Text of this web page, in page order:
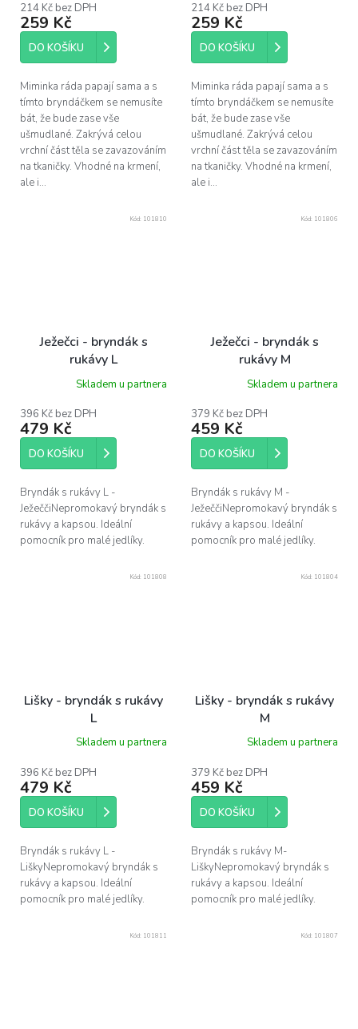
214 Kč bez DPH
259 Kč
DO KOŠÍKU
Miminka ráda papají sama a s
tímto bryndáčkem se nemusíte
bát, že bude zase vše
ušmudlané. Zakrývá celou
vrchní část těla se zavazováním
na tkaničky. Vhodné na krmení,
ale i...
214 Kč bez DPH
259 Kč
DO KOŠÍKU
Miminka ráda papají sama a s
tímto bryndáčkem se nemusíte
bát, že bude zase vše
ušmudlané. Zakrývá celou
vrchní část těla se zavazováním
na tkaničky. Vhodné na krmení,
ale i...
Ježečci - bryndák s
rukávy L
Skladem u partnera
396 Kč bez DPH
479 Kč
DO KOŠÍKU
Bryndák s rukávy L -
JežeččiNepromokavý bryndák s
rukávy a kapsou. Ideální
pomocník pro malé jedlíky.
Kód: 101810
Ježečci - bryndák s
rukávy M
Skladem u partnera
379 Kč bez DPH
459 Kč
DO KOŠÍKU
Bryndák s rukávy M -
JežeččiNepromokavý bryndák s
rukávy a kapsou. Ideální
pomocník pro malé jedlíky.
Kód: 101806
Lišky - bryndák s rukávy
L
Skladem u partnera
396 Kč bez DPH
479 Kč
DO KOŠÍKU
Bryndák s rukávy L -
LiškyNepromokavý bryndák s
rukávy a kapsou. Ideální
pomocník pro malé jedlíky.
Kód: 101808
Lišky - bryndák s rukávy
M
Skladem u partnera
379 Kč bez DPH
459 Kč
DO KOŠÍKU
Bryndák s rukávy M-
LiškyNepromokavý bryndák s
rukávy a kapsou. Ideální
pomocník pro malé jedlíky.
Kód: 101804
Kód: 101811 Kód: 101807